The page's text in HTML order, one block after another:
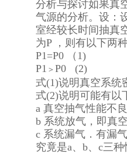
分析与探讨如果真
气源的分析。设：
室经较长时间抽真
为P ，则有以下两
P1=P0 （1)
P1 ＞ P0 (2)
式(1)说明真空系统
式(2)说明可能有以
a 真空抽气性能不
b 系统放气，即真
c 系统漏气．有漏
究竟是a、b、c三